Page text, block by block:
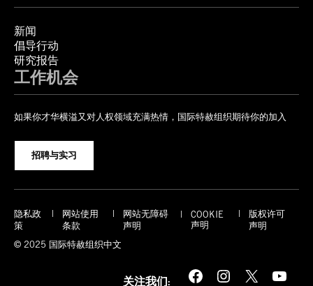
新闻
倡导行动
研究报告
工作机会
如果你才华横溢又对人权领域充满热情，国际特赦组织期待你的加入
招聘与实习
隐私政
策
网站使用
条款
网站无障碍
声明
COOKIE
声明
版权许可
声明
© 2025 国际特赦组织中文
关注我们: Facebook Instagram X YouTube